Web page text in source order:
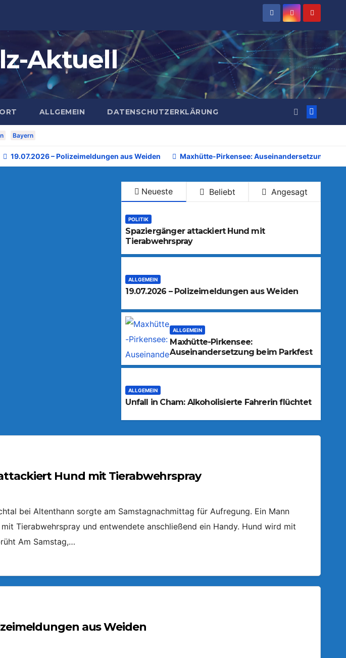
Aktuell
ALLGEMEIN DATENSCHUTZERKLÄRUNG
Bayern
19.07.2026 – Polizeimeldungen aus Weiden Maxhütte-Pirkensee: Auseinandersetzung
Neueste Beliebt Angesagt
POLITIK
Spaziergänger attackiert Hund mit
Tierabwehrspray
ALLGEMEIN
19.07.2026 – Polizeimeldungen aus Weiden
ALLGEMEIN
Maxhütte-Pirkensee:
Auseinandersetzung beim Parkfest
ALLGEMEIN
Unfall in Cham: Alkoholisierte Fahrerin flüchtet
Hund mit Tierabwehrspray
bei Altenthann sorgte am Samstagnachmittag für Aufregung. Ein Mann
Tierabwehrspray und entwendete anschließend ein Handy. Hund wird mit
Am Samstag,…
aus Weiden